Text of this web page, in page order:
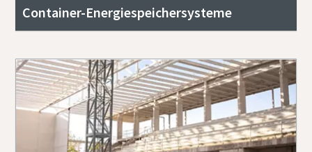
Container-Energiespeichersysteme